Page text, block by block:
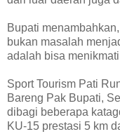
Bupati
bukan masalah
adalah bisa
Sport Tourism Pati
Bareng Pak Bupati,
dibagi beberapa
KU-15 prestasi 5 km